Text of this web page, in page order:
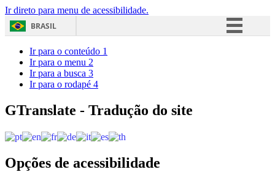
Ir direto para menu de acessibilidade.
BRASIL
Acesso à informação
Ir para o conteúdo 1
Ir para o menu 2
Ir para a busca 3
Ir para o rodapé 4
GTranslate - Tradução do site
Opções de acessibilidade